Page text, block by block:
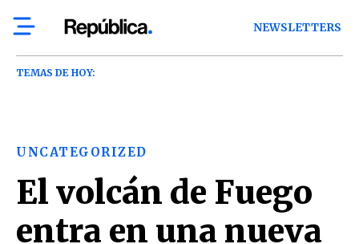
NEWSLETTERS
TEMAS DE HOY:
UNCATEGORIZED
El volcán de Fuego
entra en una nueva